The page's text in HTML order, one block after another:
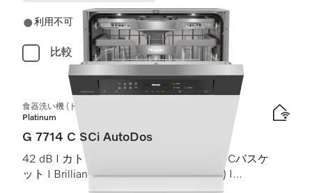
利用不可
比較
食器洗い機 (ドア材取付専用タイプ)
Platinum
G 7714 C SCi AutoDos
42 dB I カトラリートレイ I MaxiComfort Cバスケ
ット I BrilliantLight (ブリリアントライト) I